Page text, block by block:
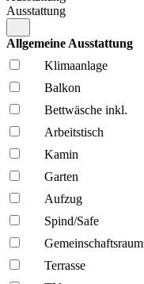
Ausstattung
Allgemeine Ausstattung
Klima­anlage
Balkon
Bettwäsche inkl.
Arbeitstisch
Kamin
Garten
Aufzug
Spind/Safe
Gemeinschafts­raum
Terrasse